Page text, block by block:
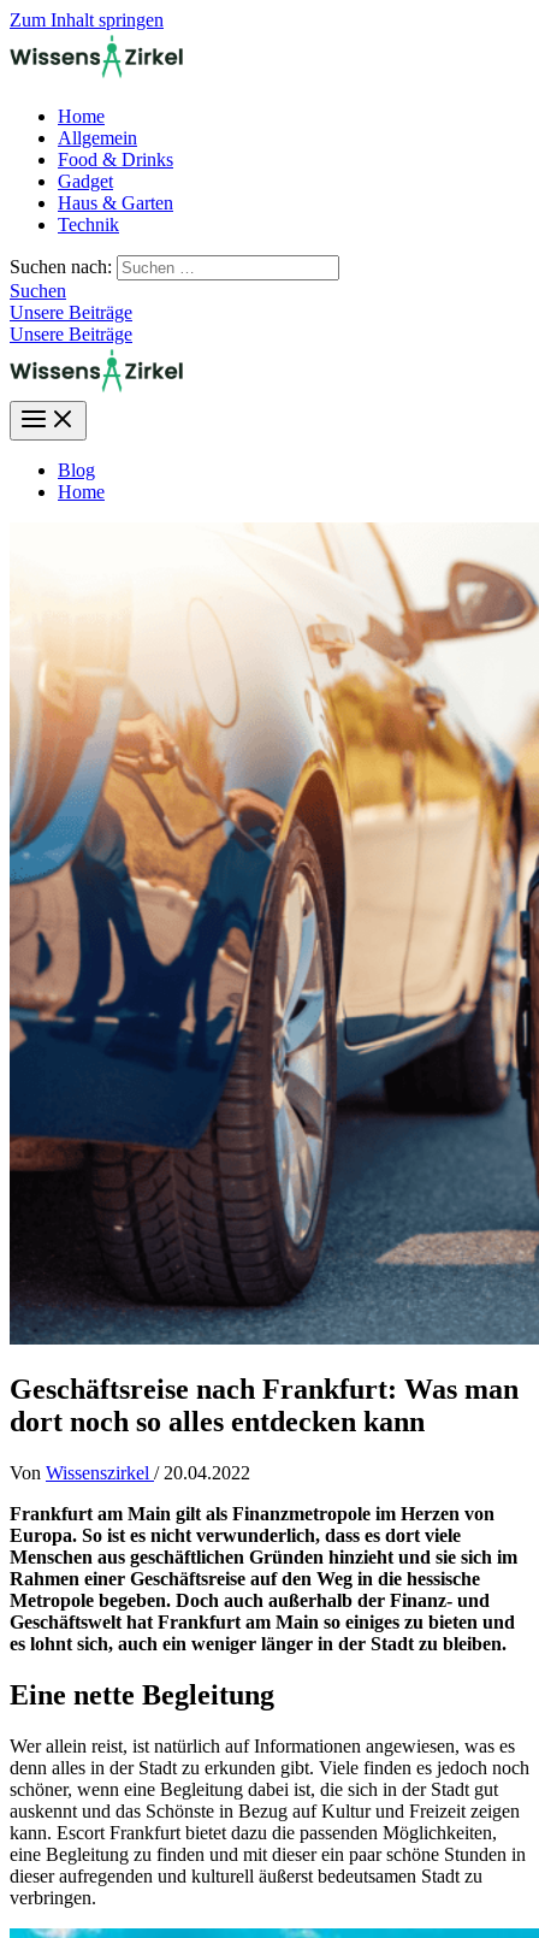
Zum Inhalt springen
Home
Allgemein
Food & Drinks
Gadget
Haus & Garten
Technik
Suchen nach:
Suchen
Unsere Beiträge
Unsere Beiträge
Blog
Home
Geschäftsreise nach Frankfurt: Was man
dort noch so alles entdecken kann
Von Wissenszirkel / 20.04.2022
Frankfurt am Main gilt als Finanzmetropole im Herzen von
Europa. So ist es nicht verwunderlich, dass es dort viele
Menschen aus geschäftlichen Gründen hinzieht und sie sich im
Rahmen einer Geschäftsreise auf den Weg in die hessische
Metropole begeben. Doch auch außerhalb der Finanz- und
Geschäftswelt hat Frankfurt am Main so einiges zu bieten und
es lohnt sich, auch ein weniger länger in der Stadt zu bleiben.
Eine nette Begleitung
Wer allein reist, ist natürlich auf Informationen angewiesen, was es
denn alles in der Stadt zu erkunden gibt. Viele finden es jedoch noch
schöner, wenn eine Begleitung dabei ist, die sich in der Stadt gut
auskennt und das Schönste in Bezug auf Kultur und Freizeit zeigen
kann. Escort Frankfurt bietet dazu die passenden Möglichkeiten,
eine Begleitung zu finden und mit dieser ein paar schöne Stunden in
dieser aufregenden und kulturell äußerst bedeutsamen Stadt zu
verbringen.